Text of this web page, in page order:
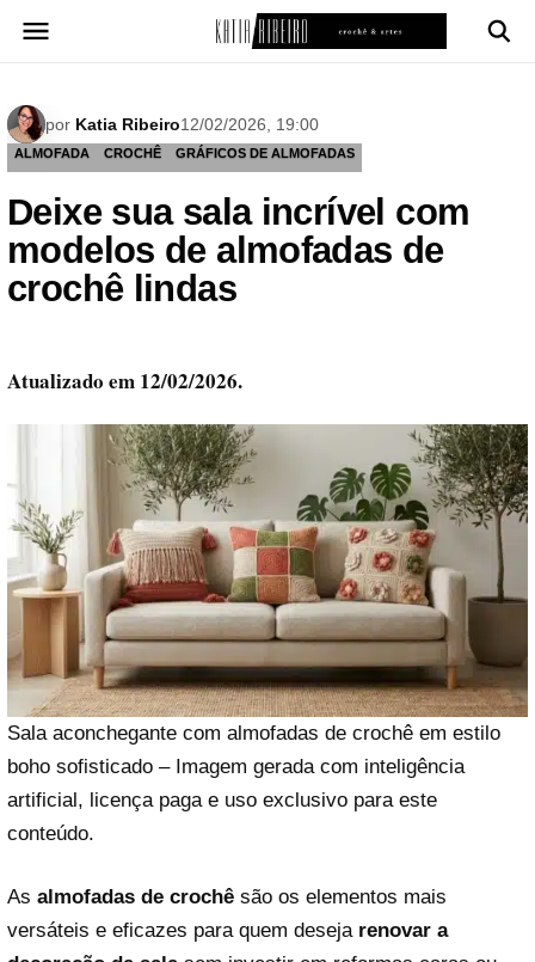
para
por Katia Ribeiro12/02/2026, 19:00
ALMOFADA CROCHÊ GRÁFICOS DE ALMOFADAS
Deixe sua sala incrível com
modelos de almofadas de
crochê lindas
Atualizado em 12/02/2026.
Sala aconchegante com almofadas de crochê em estilo
boho sofisticado – Imagem gerada com inteligência
artificial, licença paga e uso exclusivo para este
conteúdo.
As almofadas de crochê são os elementos mais
versáteis e eficazes para quem deseja renovar a